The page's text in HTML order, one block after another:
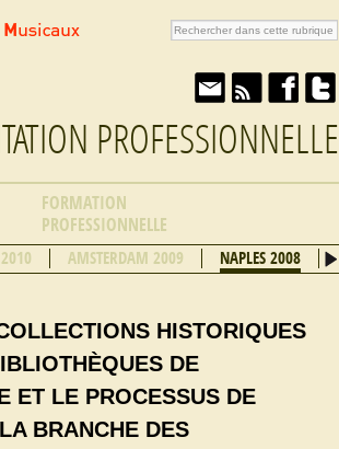
PROFESSIONNELLE
FORMATION
PROFESSIONNELLE
AMSTERDAM 2009 NAPLES 2008
HISTORIQUES
DE
ET LE PROCESSUS DE
BRANCHE DES